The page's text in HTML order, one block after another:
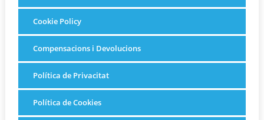
Cookie Policy
Compensacions i Devolucions
Política de Privacitat
Política de Cookies